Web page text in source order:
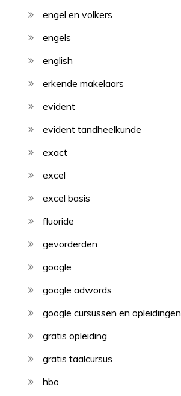
engel en volkers
engels
english
erkende makelaars
evident
evident tandheelkunde
exact
excel
excel basis
fluoride
gevorderden
google
google adwords
google cursussen en opleidingen
gratis opleiding
gratis taalcursus
hbo